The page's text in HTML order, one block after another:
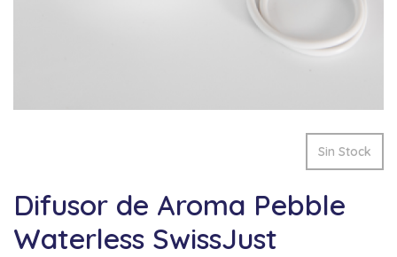
Sin Stock
Difusor de Aroma Pebble
Waterless SwissJust